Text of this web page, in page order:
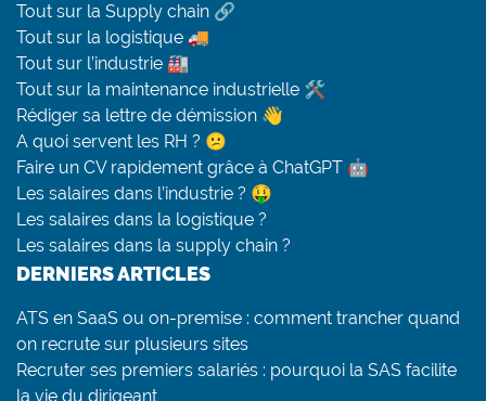
Tout sur la Supply chain 🔗
Tout sur la logistique 🚚
Tout sur l’industrie 🏭
Tout sur la maintenance industrielle 🛠
Rédiger sa lettre de démission 👋
A quoi servent les RH ? 😕
Faire un CV rapidement grâce à ChatGPT 🤖
Les salaires dans l’industrie ? 🤑
Les salaires dans la logistique ?
Les salaires dans la supply chain ?
DERNIERS ARTICLES
ATS en SaaS ou on-premise : comment trancher quand
on recrute sur plusieurs sites
Recruter ses premiers salariés : pourquoi la SAS facilite
la vie du dirigeant